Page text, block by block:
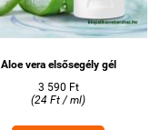
Aloe vera elsősegély gél
3 590 Ft
(24 Ft / ml)